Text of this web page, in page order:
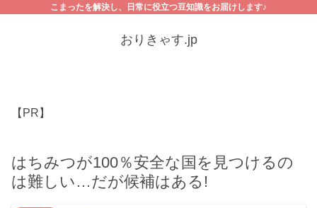
こまったを解決し、日常に役立つ豆知識をお届けします♪
おりきゃす.jp
【PR】
はちみつが100％安全な国を見つけるの
は難しい…だが候補はある!